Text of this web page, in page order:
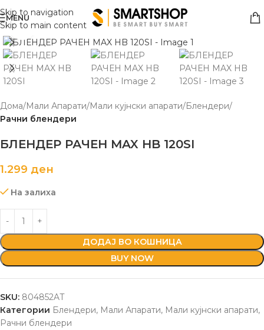
Skip to navigation
Skip to main content
MENU
Click to enlarge
Дома Мали Апарати Мали кујнски апарати Блендери
Рачни блендери
БЛЕНДЕР РАЧЕН MAX HB 120SI
1.299 ден
На залиха
ДОДАЈ ВО КОШНИЦА
BUY NOW
SKU: 804852AT
Категории Блендери, Мали Апарати, Мали кујнски апарати,
Рачни блендери